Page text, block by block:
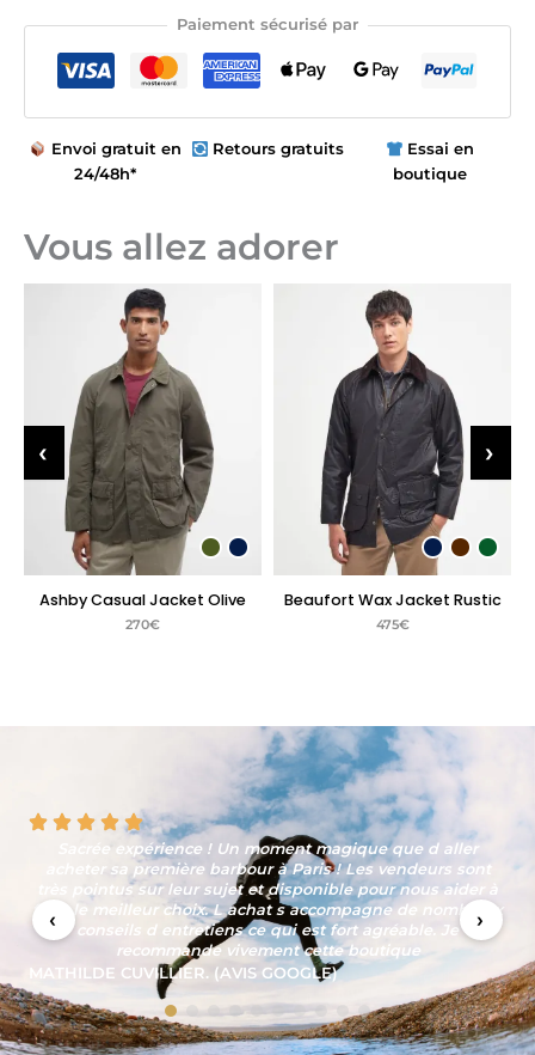
Paiement sécurisé par
Envoi gratuit en
24/48h*
Retours gratuits
Essai en
boutique
Vous allez adorer
Ashby Casual Jacket Olive
270€
Beaufort Wax Jacket Rustic
475€
‹ ›
La boutique est sympathique, l'ambiance agréable, les
produits sont à la hauteur des attentes et l'équipe
professionnelle. La personne qui nous a reçu était
amusante, affable et à conservé sa ligne de conduite tout
au long de notre échange bien qu'il savait que nous
n'achèterions pas et que d'autres clients étaient présents.
SYLVAIN CONTRI (AVIS GOOGLE)
‹ ›